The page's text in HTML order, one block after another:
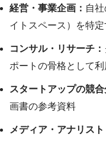
経営・事業企画： 自
イトスペース）を特定
コンサル・リサーチ：
ポートの骨格として利
スタートアップの競合
画書の参考資料
メディア・アナリスト